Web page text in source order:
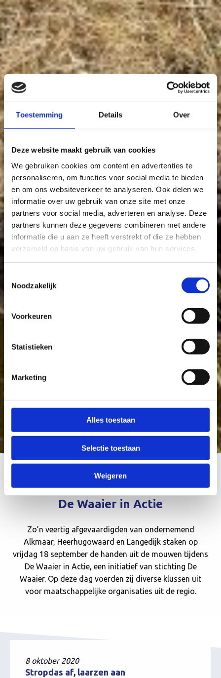
Toestemming Details Over
Deze website maakt gebruik van cookies
We gebruiken cookies om content en advertenties te
personaliseren, om functies voor social media te bieden
en om ons websiteverkeer te analyseren. Ook delen we
informatie over uw gebruik van onze site met onze
partners voor social media, adverteren en analyse. Deze
partners kunnen deze gegevens combineren met andere
informatie die u aan ze heeft verstrekt of die ze hebben
verzameld op basis van uw gebruik van hun services.
Noodzakelijk
Voorkeuren
Statistieken
Marketing
Alles toestaan
Selectie toestaan
Weigeren
De Waaier in Actie
Zo’n veertig afgevaardigden van ondernemend
Alkmaar, Heerhugowaard en Langedijk staken op
vrijdag 18 september de handen uit de mouwen tijdens
De Waaier in Actie, een initiatief van stichting De
Waaier. Op deze dag voerden zij diverse klussen uit
voor maatschappelijke organisaties uit de regio.
8 oktober 2020
Stropdas af, laarzen aan